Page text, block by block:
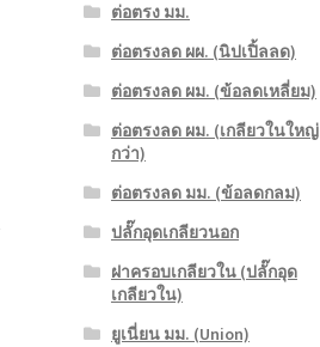
ต่อตรง มม.
ต่อตรงลด ผผ. (นิปเปิ้ลลด)
ต่อตรงลด ผม. (ข้อลดเหลี่ยม)
ต่อตรงลด ผม. (เกลียวในใหญ่
กว่า)
ต่อตรงลด มม. (ข้อลดกลม)
ปลั๊กอุดเกลียวนอก
ฝาครอบเกลียวใน (ปลั๊กอุด
เกลียวใน)
ยูเนี่ยน มม. (Union)